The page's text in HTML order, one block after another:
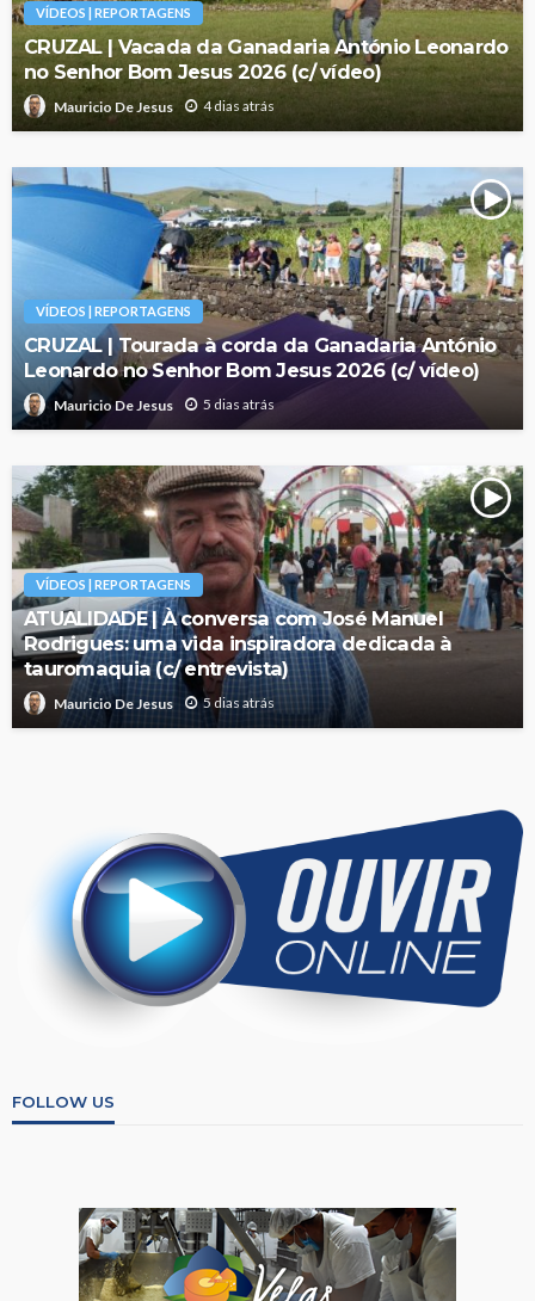
VÍDEOS | REPORTAGENS
CRUZAL | Vacada da Ganadaria António Leonardo
no Senhor Bom Jesus 2026 (c/ vídeo)
Mauricio De Jesus 4 dias atrás
VÍDEOS | REPORTAGENS
CRUZAL | Tourada à corda da Ganadaria António
Leonardo no Senhor Bom Jesus 2026 (c/ vídeo)
Mauricio De Jesus 5 dias atrás
VÍDEOS | REPORTAGENS
ATUALIDADE | À conversa com José Manuel
Rodrigues: uma vida inspiradora dedicada à
tauromaquia (c/ entrevista)
Mauricio De Jesus 5 dias atrás
FOLLOW US